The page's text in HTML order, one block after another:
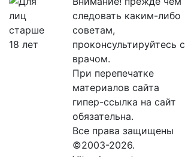
следовать каким-либо
советам,
проконсультируйтесь с
врачом.
При перепечатке
материалов сайта
гипер-ссылка на сайт
обязательна.
Все права защищены
©2003-2026.